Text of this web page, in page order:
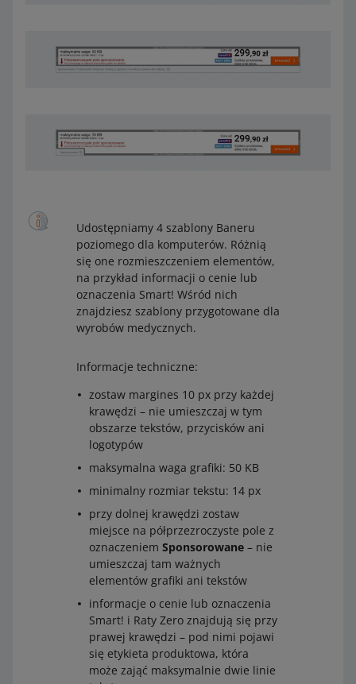
Grafika powinna być czytelna – przygotuj ją z
Zbyt dużo tekstu – na przykład kilka zdań napisanych
małą czcionką.
reklamowe pisane dużymi literami lub
nieodpowiednie wyrównanie tekstu.
Nieodpowiednia kolorystyka – na przykład tekst i tło w
podobnym kolorze (tekst staje się nieczytelny).
Dodawanie informacji o obniżce procentowej (na
przykład -20%).
Dodawanie danych kontaktowych spoza Allegro.
Używanie logotypu Allegro. Nazwę Allegro możesz
zamieścić jedynie w treści – na przykład: dostępne na
Allegro.
Używanie logotypu Smart! niezgodnie z szablonem.
Dodawanie elementów imitujących przyciski i
zachęcających do działania – na przykład Kup teraz.
Nawiązywanie do zewnętrznych sklepów lub stron
internetowych.
Udostępniamy 4 szablony Baneru
poziomego dla komputerów. Różnią
się one rozmieszczeniem elementów,
na przykład informacji o cenie lub
oznaczenia Smart! Wśród nich
znajdziesz szablony przygotowane dla
wyrobów medycznych.
Informacje techniczne:
zostaw margines 10 px przy każdej
krawędzi – nie umieszczaj w tym
obszarze tekstów, przycisków ani
logotypów
maksymalna waga grafiki: 50 KB
minimalny rozmiar tekstu: 14 px
przy dolnej krawędzi zostaw
miejsce na półprzezroczyste pole z
oznaczeniem Sponsorowane – nie
umieszczaj tam ważnych
elementów grafiki ani tekstów
informacje o cenie lub oznaczenia
Smart! i Raty Zero znajdują się przy
prawej krawędzi – pod nimi pojawi
się etykieta produktowa, która
może zająć maksymalnie dwie linie